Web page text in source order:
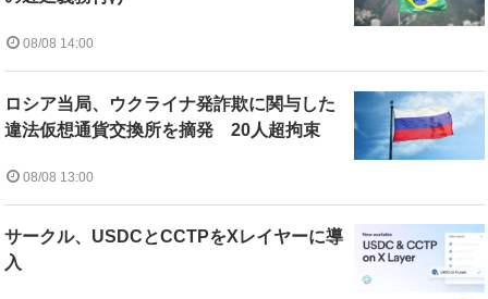
08/08 14:00
ロシア当局、ウクライナ発詐欺に関与した
違法仮想通貨交換所を摘発 20人超拘束
08/08 13:00
サークル、USDCとCCTPをXレイヤーに導
入